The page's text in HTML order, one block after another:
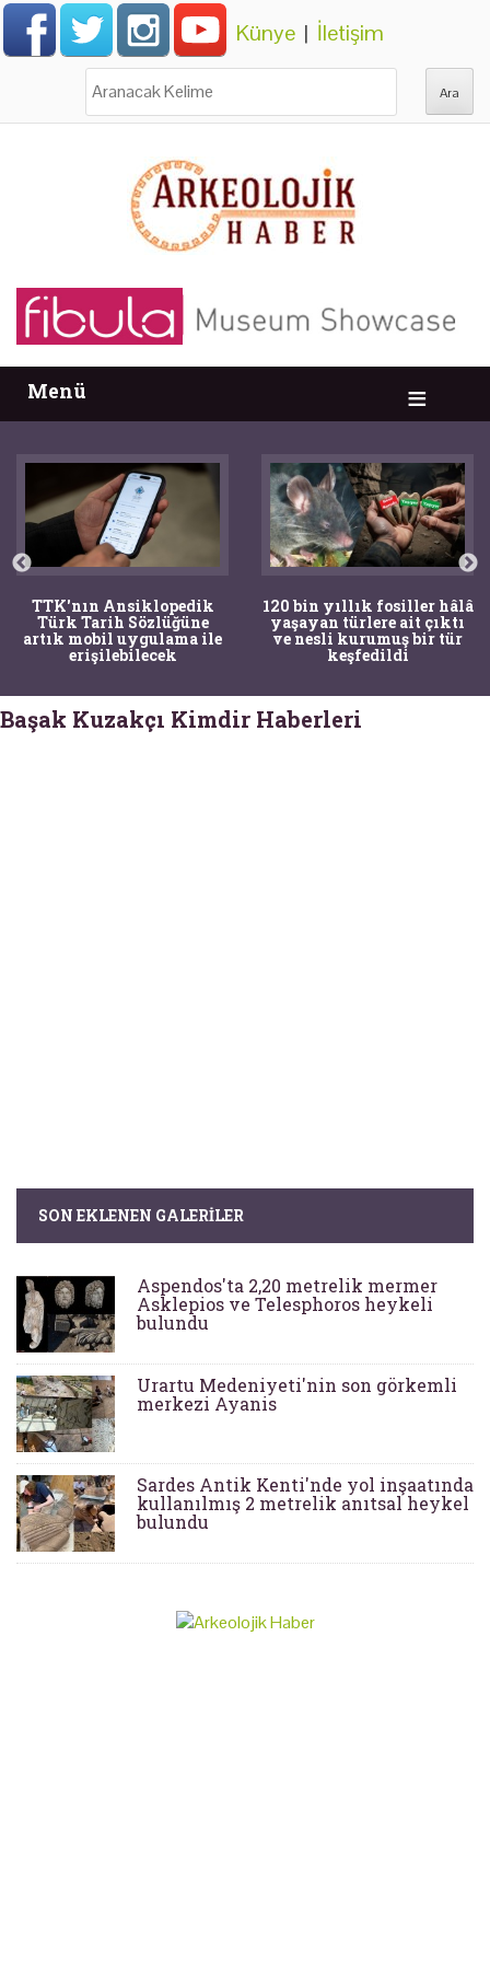
Künye | İletişim
Menü
TTK'nın Ansiklopedik
Türk Tarih Sözlüğüne
artık mobil uygulama ile
erişilebilecek
120 bin yıllık fosiller hâlâ
yaşayan türlere ait çıktı
ve nesli kurumuş bir tür
keşfedildi
Başak Kuzakçı Kimdir Haberleri
SON EKLENEN GALERILER
Aspendos'ta 2,20 metrelik mermer
Asklepios ve Telesphoros heykeli
bulundu
Urartu Medeniyeti'nin son görkemli
merkezi Ayanis
Sardes Antik Kenti'nde yol inşaatında
kullanılmış 2 metrelik anıtsal heykel
bulundu